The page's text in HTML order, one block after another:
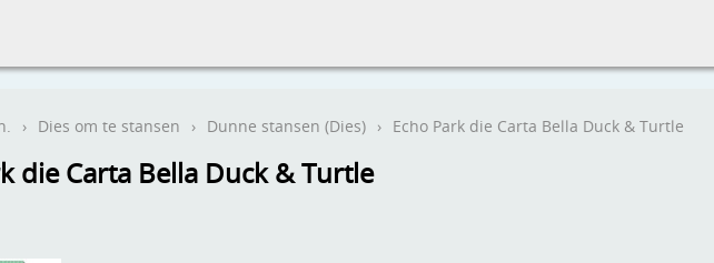
› Dies om te stansen › Dunne stansen (Dies) › Echo Park die Carta Bella Duck & Turtle
die Carta Bella Duck & Turtle